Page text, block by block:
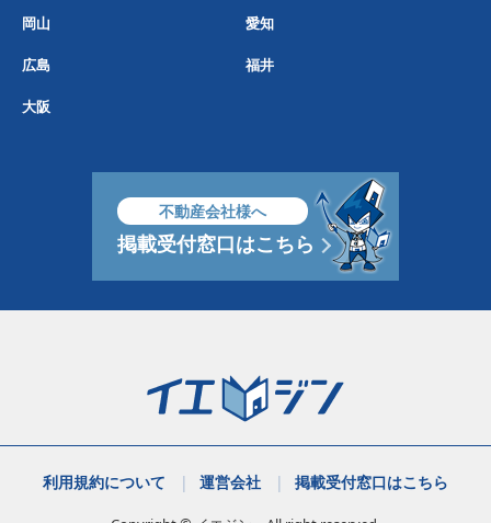
岡山 愛知
広島 福井
大阪
不動産会社様へ
掲載受付窓口はこちら
利用規約について 運営会社 掲載受付窓口はこちら